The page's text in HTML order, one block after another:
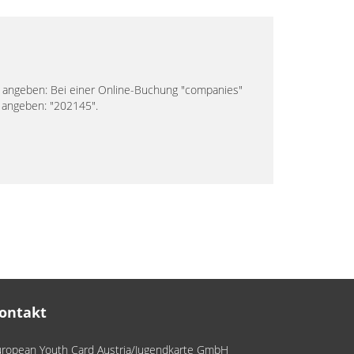
Bei einer Online-Buchung "companies"
"202145".
Youth Card Austria/Jugendkarte GmbH